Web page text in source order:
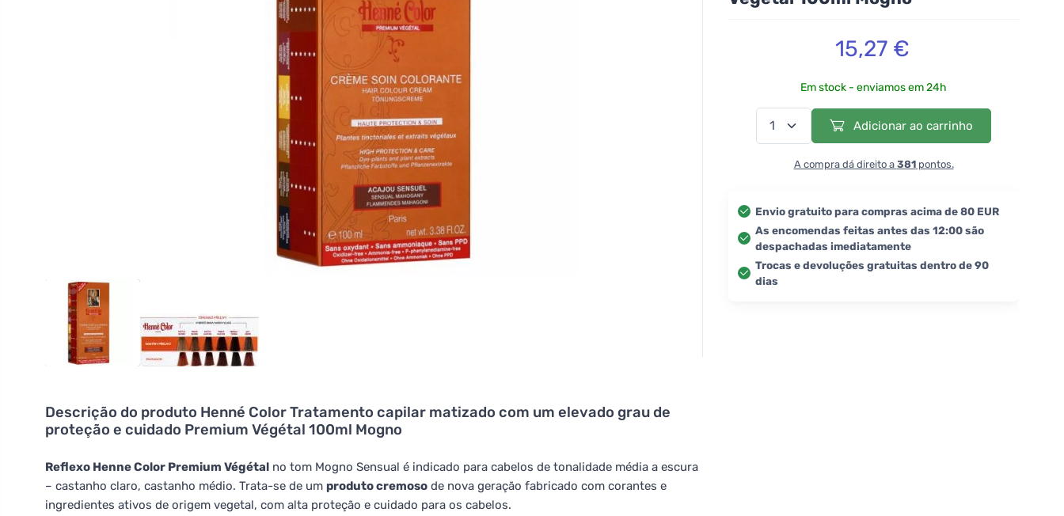
Descrição do produto Henné Color Tratamento capilar matizado com um elevado grau de
proteção e cuidado Premium Végétal 100ml Mogno
Reflexo Henne Color Premium Végétal no tom Mogno Sensual é indicado para cabelos de tonalidade média a escura
– castanho claro, castanho médio. Trata-se de um produto cremoso de nova geração fabricado com corantes e
ingredientes ativos de origem vegetal, com alta proteção e cuidado para os cabelos.
15,27 €
Em stock - enviamos em 24h
Adicionar ao carrinho
A compra dá direito a 381pontos.
Envio gratuito para compras acima de 80 EUR
As encomendas feitas antes das 12:00 são
despachadas imediatamente
Trocas e devoluções gratuitas dentro de 90
dias